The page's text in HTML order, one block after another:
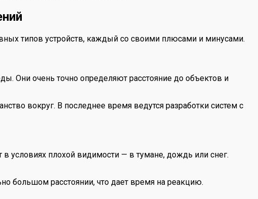
типов устройств, каждый со своими плюсами и минусами.
Они очень точно определяют расстояние до объектов и
вокруг. В последнее время ведутся разработки систем с
условиях плохой видимости — в тумане, дождь или снег.
большом расстоянии, что дает время на реакцию.